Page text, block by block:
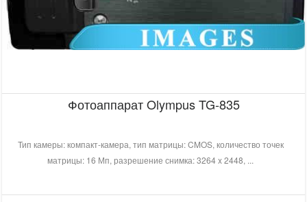
Фотоаппарат Olympus TG-835
Тип камеры: компакт-камера, тип матрицы: CMOS, количество точек
матрицы: 16 Мп, разрешение снимка: 3264 x 2448, ...